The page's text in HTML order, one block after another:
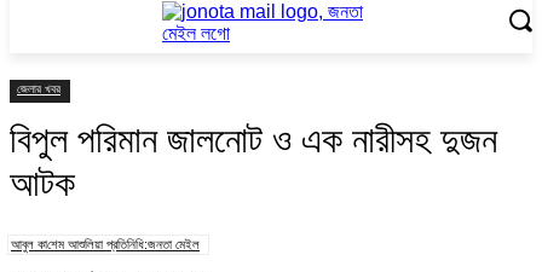
জেলার খবর
বিপুল পরিমান জালনোট ও এক নারীসহ দুজন
আটক
আবুল কা‌শেম আশু‌লিয়া প্রতিনিধি:জনতা মেইল